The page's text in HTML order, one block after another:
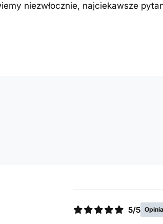
niezwłocznie, najciekawsze
5/5